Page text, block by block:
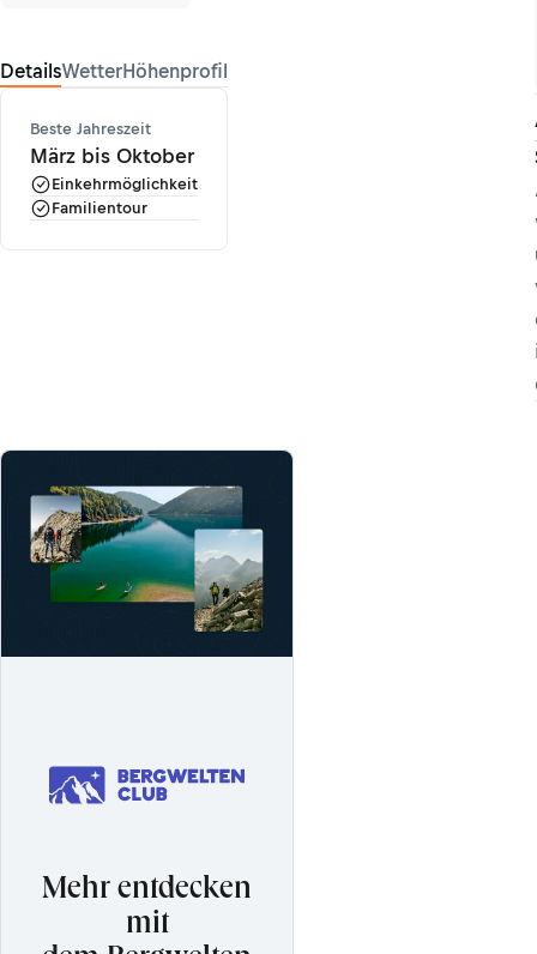
DetailsWetterHöhenprofil
Beste Jahreszeit
März bis Oktober
Einkehrmöglichkeit
Familientour
Mehr entdecken
mit